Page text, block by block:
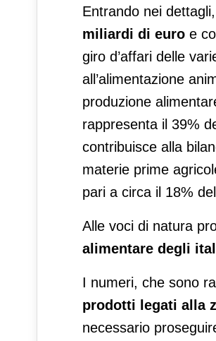
Entrando nei
miliardi di euro e
giro d’affari delle
all’alimentazione
produzione
rappresenta il 39%
contribuisce alla
materie prime
pari a circa il 18%
Alle voci di natura
alimentare degli
I numeri, che sono
prodotti legati alla
necessario